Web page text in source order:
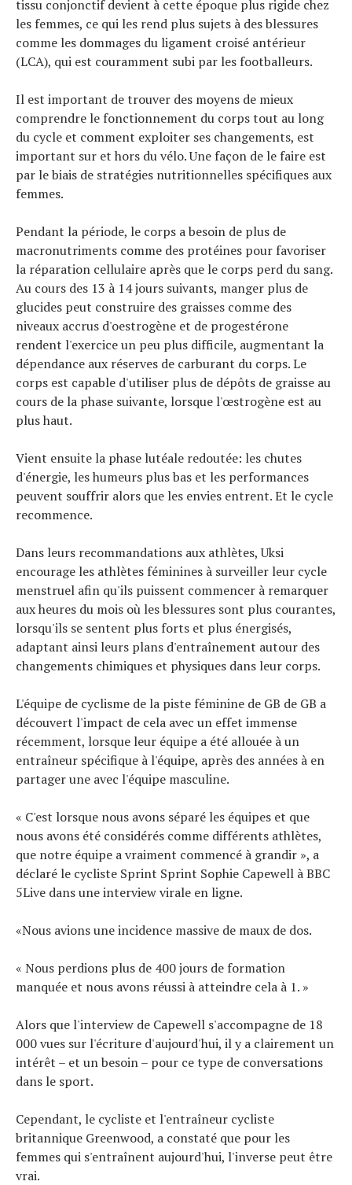
tissu conjonctif devient à cette époque plus rigide chez
les femmes, ce qui les rend plus sujets à des blessures
comme les dommages du ligament croisé antérieur
(LCA), qui est couramment subi par les footballeurs.
Il est important de trouver des moyens de mieux
comprendre le fonctionnement du corps tout au long
du cycle et comment exploiter ses changements, est
important sur et hors du vélo. Une façon de le faire est
par le biais de stratégies nutritionnelles spécifiques aux
femmes.
Pendant la période, le corps a besoin de plus de
macronutriments comme des protéines pour favoriser
la réparation cellulaire après que le corps perd du sang.
Au cours des 13 à 14 jours suivants, manger plus de
glucides peut construire des graisses comme des
niveaux accrus d'oestrogène et de progestérone
rendent l'exercice un peu plus difficile, augmentant la
dépendance aux réserves de carburant du corps. Le
corps est capable d'utiliser plus de dépôts de graisse au
cours de la phase suivante, lorsque l'œstrogène est au
plus haut.
Vient ensuite la phase lutéale redoutée: les chutes
d'énergie, les humeurs plus bas et les performances
peuvent souffrir alors que les envies entrent. Et le cycle
recommence.
Dans leurs recommandations aux athlètes, Uksi
encourage les athlètes féminines à surveiller leur cycle
menstruel afin qu'ils puissent commencer à remarquer
aux heures du mois où les blessures sont plus courantes,
lorsqu'ils se sentent plus forts et plus énergisés,
adaptant ainsi leurs plans d'entraînement autour des
changements chimiques et physiques dans leur corps.
L'équipe de cyclisme de la piste féminine de GB de GB a
découvert l'impact de cela avec un effet immense
récemment, lorsque leur équipe a été allouée à un
entraîneur spécifique à l'équipe, après des années à en
partager une avec l'équipe masculine.
« C'est lorsque nous avons séparé les équipes et que
nous avons été considérés comme différents athlètes,
que notre équipe a vraiment commencé à grandir », a
déclaré le cycliste Sprint Sprint Sophie Capewell à BBC
5Live dans une interview virale en ligne.
«Nous avions une incidence massive de maux de dos.
« Nous perdions plus de 400 jours de formation
manquée et nous avons réussi à atteindre cela à 1. »
Alors que l'interview de Capewell s'accompagne de 18
000 vues sur l'écriture d'aujourd'hui, il y a clairement un
intérêt – et un besoin – pour ce type de conversations
dans le sport.
Cependant, le cycliste et l'entraîneur cycliste
britannique Greenwood, a constaté que pour les
femmes qui s'entraînent aujourd'hui, l'inverse peut être
vrai.